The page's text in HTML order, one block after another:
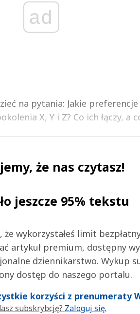
ad
na pytania: Jakie
X, Y i Z? Co ich łączy, a
że nas czytasz!
jeszcze 95% tekstu
wykorzystałeś limit
artykuł premium, dostępny
dziennikarstwo. Wykup
dostęp do naszego portalu.
korzyści z prenumeraty
subskrybcję? Zaloguj się.